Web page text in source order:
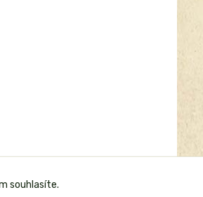
souhlasíte.